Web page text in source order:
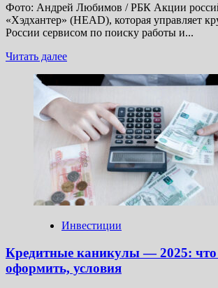
Фото: Андрей Любимов / РБК Акции
«Хэдхантер» (HEAD), которая управляет
России сервисом по поиску работы и...
Читать далееПрочитать
Headhunter
рухнули
на
25%
на
фоне
рекордного
дивидендного
гэпа
Инвестиции
Кредитные каникулы — 2025: что
оформить, условия